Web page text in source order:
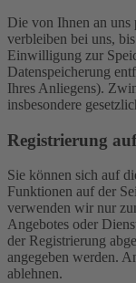
Die von Ihnen an uns
verbleiben bei uns,
Einwilligung zur
Datenspeicherung
Ihres Anliegens).
insbesondere
Registrierung
Sie können sich auf
Funktionen auf der
verwenden wir nur
Angebotes oder
der Registrierung
angegeben werden.
ablehnen.